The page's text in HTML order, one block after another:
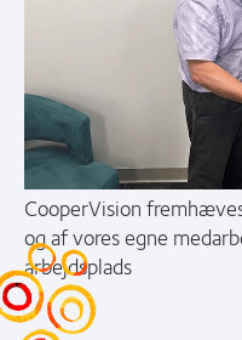
CooperVision
og af vores egne
arbejdsplads